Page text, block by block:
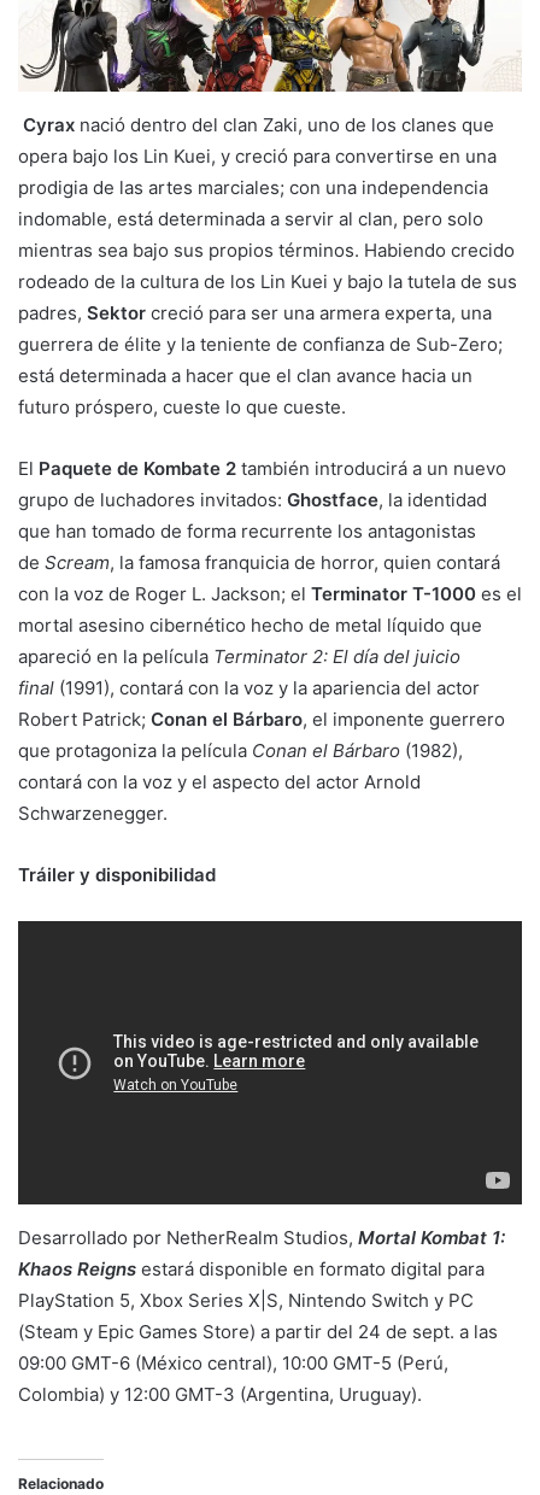
Cyrax nació dentro del clan Zaki, uno de los clanes que
opera bajo los Lin Kuei, y creció para convertirse en una
prodigia de las artes marciales; con una independencia
indomable, está determinada a servir al clan, pero solo
mientras sea bajo sus propios términos. Habiendo crecido
rodeado de la cultura de los Lin Kuei y bajo la tutela de sus
padres, Sektor creció para ser una armera experta, una
guerrera de élite y la teniente de confianza de Sub-Zero;
está determinada a hacer que el clan avance hacia un
futuro próspero, cueste lo que cueste.
El Paquete de Kombate 2 también introducirá a un nuevo
grupo de luchadores invitados: Ghostface, la identidad
que han tomado de forma recurrente los antagonistas
de Scream, la famosa franquicia de horror, quien contará
con la voz de Roger L. Jackson; el Terminator T-1000 es el
mortal asesino cibernético hecho de metal líquido que
apareció en la película Terminator 2: El día del juicio
final (1991), contará con la voz y la apariencia del actor
Robert Patrick; Conan el Bárbaro, el imponente guerrero
que protagoniza la película Conan el Bárbaro (1982),
contará con la voz y el aspecto del actor Arnold
Schwarzenegger.
Tráiler y disponibilidad
Desarrollado por NetherRealm Studios, Mortal Kombat 1:
Khaos Reigns estará disponible en formato digital para
PlayStation 5, Xbox Series X|S, Nintendo Switch y PC
(Steam y Epic Games Store) a partir del 24 de sept. a las
09:00 GMT-6 (México central), 10:00 GMT-5 (Perú,
Colombia) y 12:00 GMT-3 (Argentina, Uruguay).
Relacionado